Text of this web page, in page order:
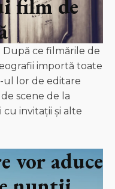
film de
ce filmările de
importă toate
lor de editare
scene de la
invitații și alte
vor aduce